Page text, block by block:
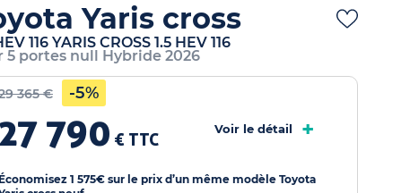
Yaris cross
116 YARIS CROSS 1.5 HEV 116
5 portes null Hybride 2026
365 € -5%
27 790 € TTC
Voir le détail +
Économisez 1 575€ sur le prix d’un même modèle Toyota